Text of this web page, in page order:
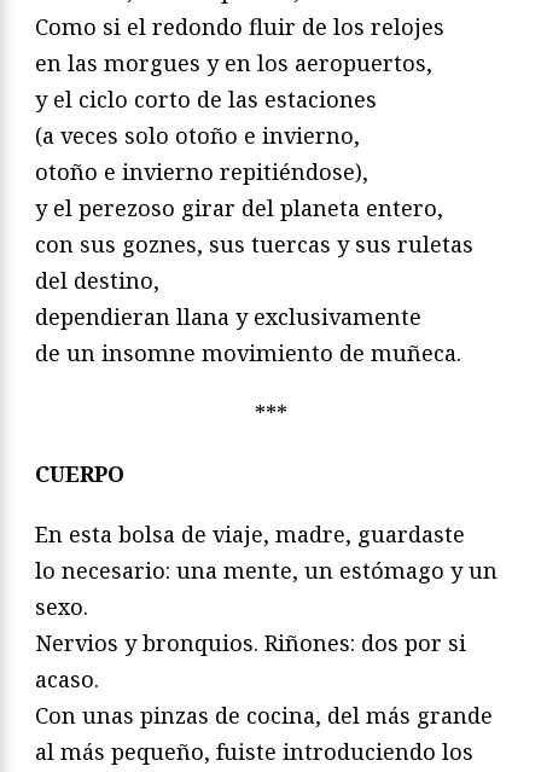
Como si el redondo fluir de los relojes
en las morgues y en los aeropuertos,
y el ciclo corto de las estaciones
(a veces solo otoño e invierno,
otoño e invierno repitiéndose),
y el perezoso girar del planeta entero,
con sus goznes, sus tuercas y sus ruletas
del destino,
dependieran llana y exclusivamente
de un insomne movimiento de muñeca.
***
CUERPO
En esta bolsa de viaje, madre, guardaste
lo necesario: una mente, un estómago y un
sexo.
Nervios y bronquios. Riñones: dos por si
acaso.
Con unas pinzas de cocina, del más grande
al más pequeño, fuiste introduciendo los